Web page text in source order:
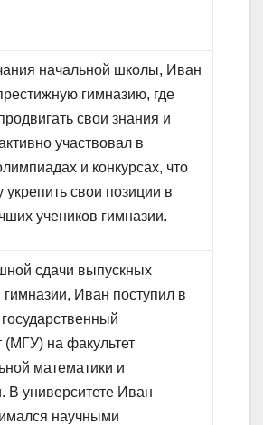
начальной школы, Иван
гимназию, где
свои знания и
участвовал в
и конкурсах, что
укрепить свои позиции в
учеников гимназии.
сдачи выпускных
гимназии, Иван поступил в
(МГУ) на факультет
математики и
В университете Иван
научными